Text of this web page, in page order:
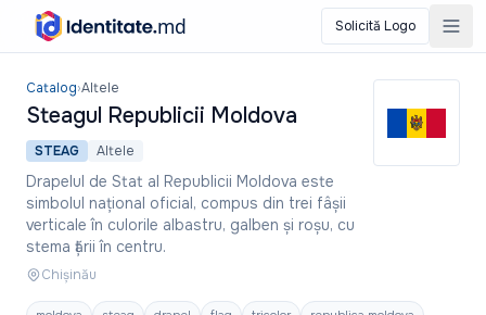
Solicită Logo
Catalog›Altele
Steagul Republicii Moldova
STEAG Altele
Drapelul de Stat al Republicii Moldova este
simbolul național oficial, compus din trei fâșii
verticale în culorile albastru, galben și roșu, cu
stema țării în centru.
Chișinău